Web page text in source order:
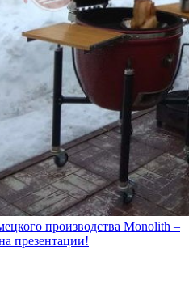
производства Monolith –
презентации!